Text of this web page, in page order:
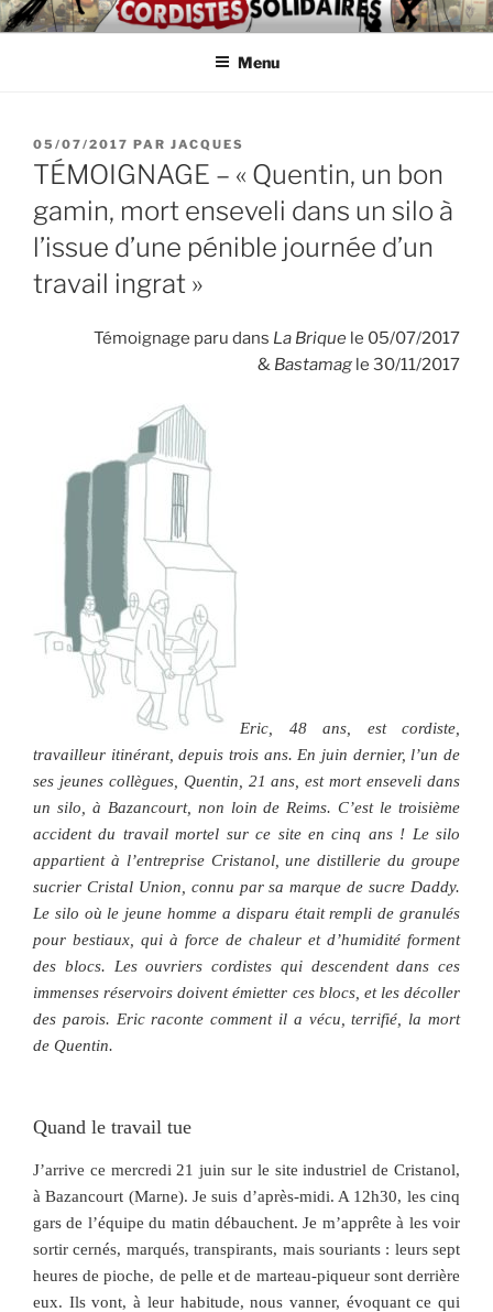
Aller
au
ASSOCIATION
D'AUTODÉFENSE DE
Intérimaires, embauché(e)s, indépendant(e)s : lutte, entraide,
Menu
PUBLIÉ
LE
05/07/2017 PAR JACQUES
TÉMOIGNAGE – « Quentin, un bon
gamin, mort enseveli dans un silo à
l’issue d’une pénible journée d’un
travail ingrat »
Témoignage paru dans La Brique le 05/07/2017
& Bastamag le 30/11/2017
Eric, 48 ans, est cordiste,
travailleur itinérant, depuis trois ans. En juin dernier, l’un de
ses jeunes collègues, Quentin, 21 ans, est mort enseveli dans
un silo, à Bazancourt, non loin de Reims. C’est le troisième
accident du travail mortel sur ce site en cinq ans ! Le silo
appartient à l’entreprise Cristanol, une distillerie du groupe
sucrier Cristal Union, connu par sa marque de sucre Daddy.
Le silo où le jeune homme a disparu était rempli de granulés
pour bestiaux, qui à force de chaleur et d’humidité forment
des blocs. Les ouvriers cordistes qui descendent dans ces
immenses réservoirs doivent émietter ces blocs, et les décoller
des parois. Eric raconte comment il a vécu, terrifié, la mort
de Quentin.
Quand le travail tue
J’arrive ce mercredi 21 juin sur le site industriel de Cristanol,
à Bazancourt (Marne). Je suis d’après-midi. A 12h30, les cinq
gars de l’équipe du matin débauchent. Je m’apprête à les voir
sortir cernés, marqués, transpirants, mais souriants : leurs sept
heures de pioche, de pelle et de marteau-piqueur sont derrière
eux. Ils vont, à leur habitude, nous vanner, évoquant ce qui